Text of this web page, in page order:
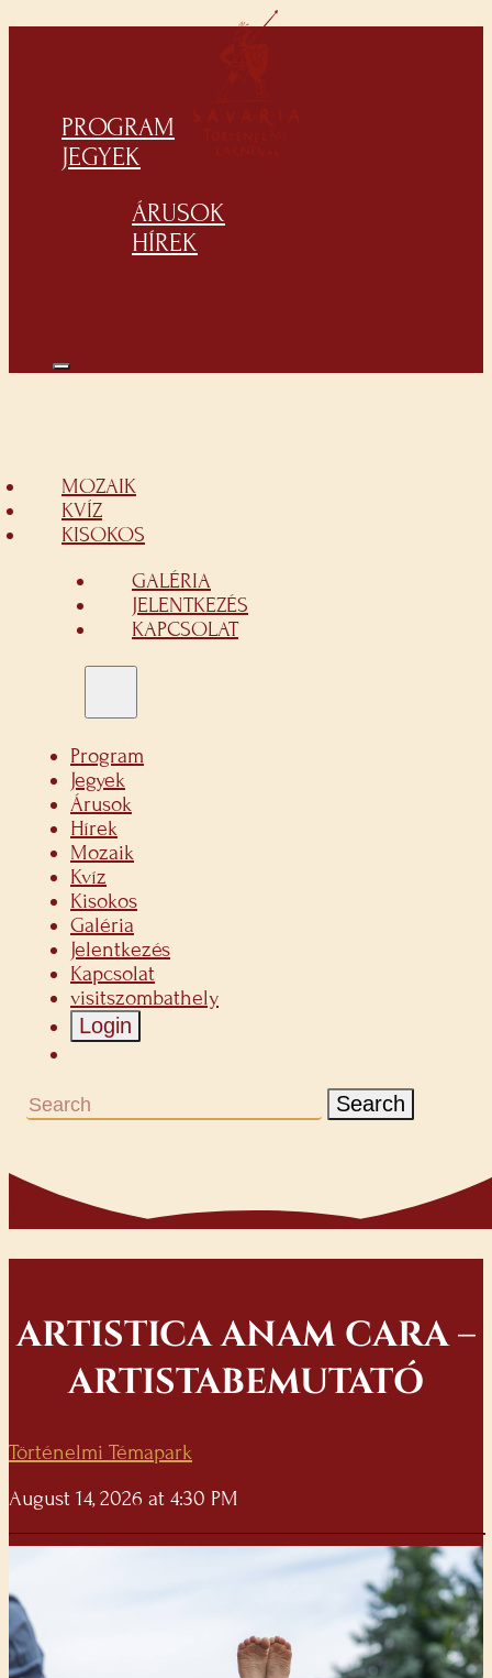
PROGRAM
JEGYEK
ÁRUSOK
HÍREK
MOZAIK
KVÍZ
KISOKOS
GALÉRIA
JELENTKEZÉS
KAPCSOLAT
Program
Jegyek
Árusok
Hírek
Mozaik
Kvíz
Kisokos
Galéria
Jelentkezés
Kapcsolat
visitszombathely
Login
Search
ARTISTICA ANAM CARA –
ARTISTABEMUTATÓ
Történelmi Témapark
August 14, 2026 at 4:30 PM